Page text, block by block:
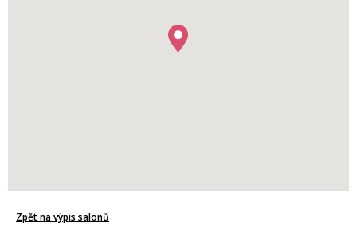
Zpět na výpis salonů